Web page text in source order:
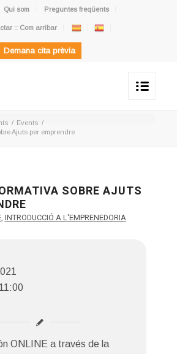
Qui som Preguntes freqüents
:: Com arribar
Demana cita prèvia
/ Events /
Ajuts per emprendre
SOBRE AJUTS
, INTRODUCCIÓ A L'EMPRENEDORIA
ONLINE a través de la